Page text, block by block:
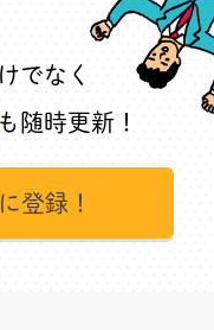
でなく
も随時更新！
登録！